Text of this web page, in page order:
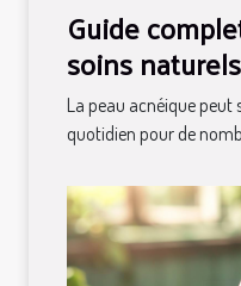
Guide
soins
acnéique
La peau acnéique peut
quotidien pour de